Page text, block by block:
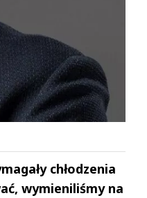
chłodzenia
wymieniliśmy na